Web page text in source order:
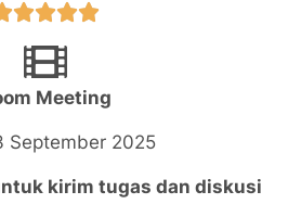

Meeting
September 2025
kirim tugas dan diskusi